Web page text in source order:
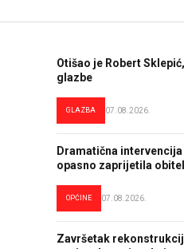
Otišao je Robert
glazbe
GLAZBA 07.08.2026.
Dramatična
opasno zaprijetila
OPĆINE 07.08.2026.
Završetak